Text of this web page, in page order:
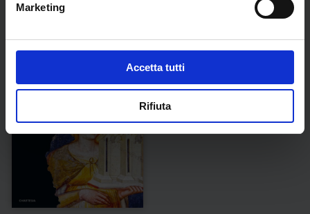
Marketing
Accetta tutti
Rifiuta
Libri dell'autore